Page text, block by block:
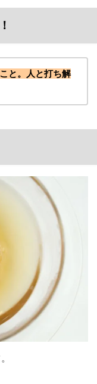
と。人と打ち解